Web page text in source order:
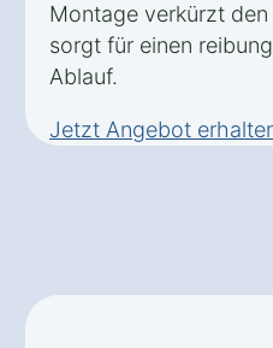
Montage verkürzt den
sorgt für einen
Ablauf.
Jetzt Angebot